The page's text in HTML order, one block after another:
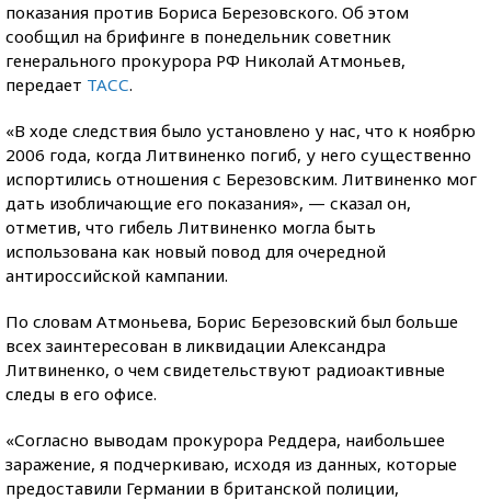
показания против Бориса Березовского. Об этом
сообщил на брифинге в понедельник советник
генерального прокурора РФ Николай Атмоньев,
передает ТАСС.
«В ходе следствия было установлено у нас, что к ноябрю
2006 года, когда Литвиненко погиб, у него существенно
испортились отношения с Березовским. Литвиненко мог
дать изобличающие его показания», — сказал он,
отметив, что гибель Литвиненко могла быть
использована как новый повод для очередной
антироссийской кампании.
По словам Атмоньева, Борис Березовский был больше
всех заинтересован в ликвидации Александра
Литвиненко, о чем свидетельствуют радиоактивные
следы в его офисе.
«Согласно выводам прокурора Реддера, наибольшее
заражение, я подчеркиваю, исходя из данных, которые
предоставили Германии в британской полиции,